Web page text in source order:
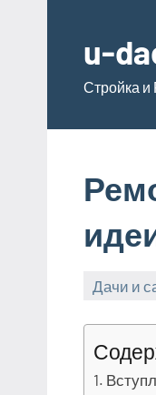
содержимому
u-
Стройка и
Дачи и